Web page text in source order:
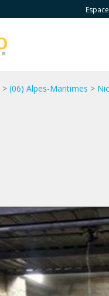
> (06) Alpes-Maritimes >